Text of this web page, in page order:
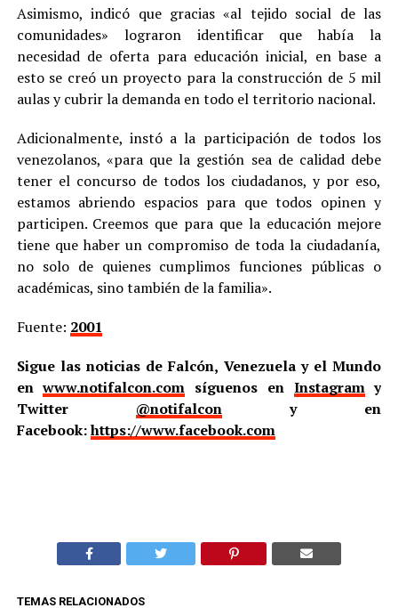
Asimismo, indicó que gracias «al tejido social de las
comunidades» lograron identificar que había la
necesidad de oferta para educación inicial, en base a
esto se creó un proyecto para la construcción de 5 mil
aulas y cubrir la demanda en todo el territorio nacional.
Adicionalmente, instó a la participación de todos los
venezolanos, «para que la gestión sea de calidad debe
tener el concurso de todos los ciudadanos, y por eso,
estamos abriendo espacios para que todos opinen y
participen. Creemos que para que la educación mejore
tiene que haber un compromiso de toda la ciudadanía,
no solo de quienes cumplimos funciones públicas o
académicas, sino también de la familia».
Fuente: 2001
Sigue las noticias de Falcón, Venezuela y el Mundo
enwww.notifalcon.com síguenos en Instagramy
Twitter @notifalcony en
Facebook:https://www.facebook.com
TEMAS RELACIONADOS